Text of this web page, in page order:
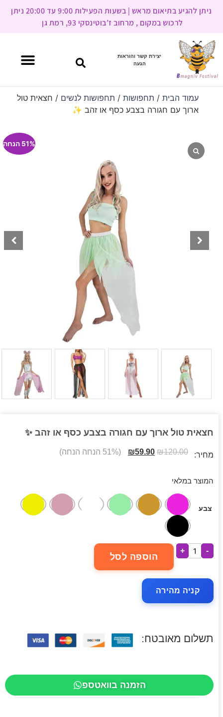
ניתן להגיע בתיאום מראש | בשעות הפעילות 9:00 עד 20:00 ניתן
לרכוש במקום , מרחוב ז’בוטינסקי 93, רמת גן
יצירת קשר והוראות
הגעה
עמוד הבית/ תחפושות/ תחפושות לנשים / חצאית טול
ארוך עם חגורה בצבע כסף או זהב ✨
51% הנחה
חצאית טול ארוך עם חגורה בצבע כסף או זהב ✨
מחיר: ₪120.00
₪59.90 (51% הנחה הנחה)
המוצר במלאי
צבע
-
+
הוספה לסל
קניה מהירה
תשלום מאובטח:
הזמנה בוואטספ